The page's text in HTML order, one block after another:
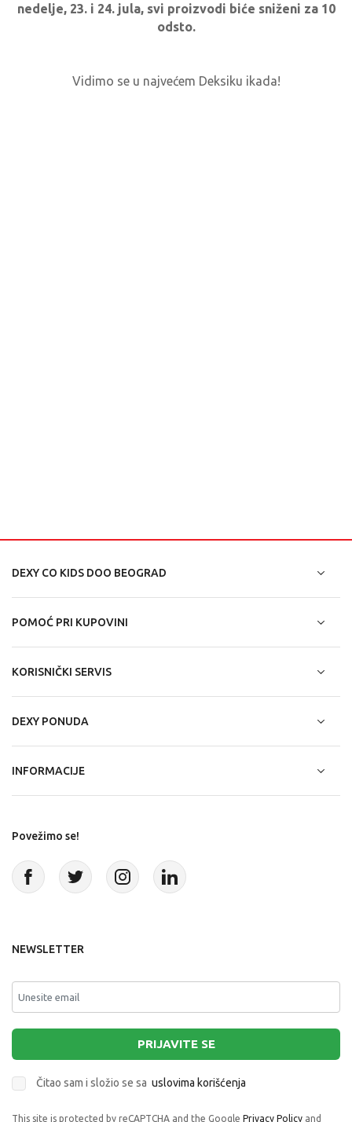
nedelje, 23. i 24. jula, svi proizvodi biće sniženi za 10
odsto.
Vidimo se u najvećem Deksiku ikada!
DEXY CO KIDS DOO BEOGRAD
POMOĆ PRI KUPOVINI
KORISNIČKI SERVIS
DEXY PONUDA
INFORMACIJE
Povežimo se!
NEWSLETTER
PRIJAVITE SE
Čitao sam i složio se sa uslovima korišćenja
This site is protected by reCAPTCHA and the Google Privacy Policy and